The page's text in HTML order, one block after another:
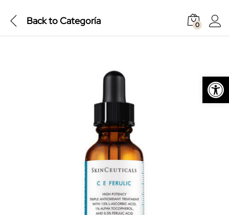
Abrir barra de herramientas
Back toCategoría 0